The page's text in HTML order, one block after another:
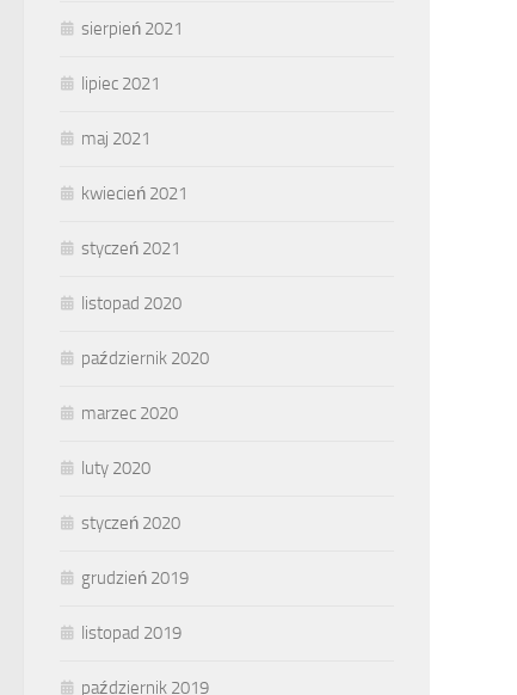
sierpień 2021
lipiec 2021
maj 2021
kwiecień 2021
styczeń 2021
listopad 2020
październik 2020
marzec 2020
luty 2020
styczeń 2020
grudzień 2019
listopad 2019
październik 2019